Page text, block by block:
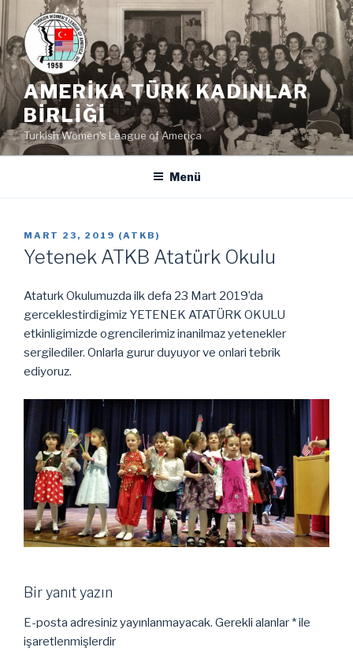
İçeriğe
geç
AMERIKA TÜRK KADINLAR
BIRLIĞI
Turkish Women's League of America
Menü
YAYIM
TARIHI
MART 23, 2019 (ATKB )
Yetenek ATKB Atatürk Okulu
Ataturk Okulumuzda ilk defa 23 Mart 2019’da
gerceklestirdigimiz YETENEK ATATÜRK OKULU
etkinligimizde ogrencilerimiz inanilmaz yetenekler
sergilediler. Onlarla gurur duyuyor ve onlari tebrik
ediyoruz.
Bir yanıt yazın
E-posta adresiniz yayınlanmayacak. Gerekli alanlar *ile
işaretlenmişlerdir